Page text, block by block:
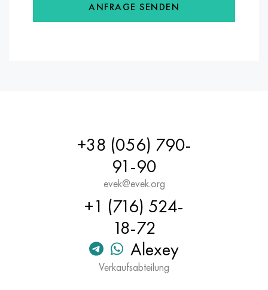
ANFRAGE SENDEN
+38 (056) 790-
91-90
evek@evek.org
+1 (716) 524-
18-72
Alexey
Verkaufsabteilung